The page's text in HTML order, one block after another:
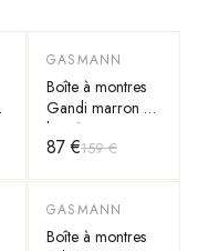
-45%
GASMANN
Boîte à montres
Gandi marron en
bois à 20
compartiments
87 €159 €
-30%
GASMANN
Boîte à montres